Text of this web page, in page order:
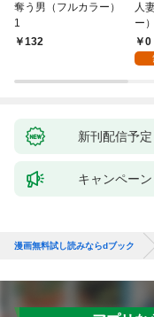
奪う男（フルカラー）
1
132
人
ー
0
新刊配信予定
キャンペーン
漫画無料試し読みならdブック